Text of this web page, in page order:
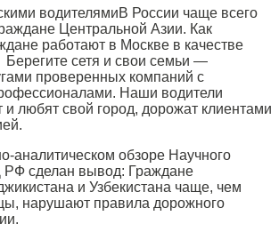
В России чаще всего
Центральной Азии. Как
работают в Москве в качестве
Берегите сетя и свои семьи —
проверенных компаний с
Наши водители
любят свой город, дорожат клиентами
аналитическом обзоре Научного
сделан вывод: Граждане
и Узбекистана чаще, чем
нарушают правила дорожного